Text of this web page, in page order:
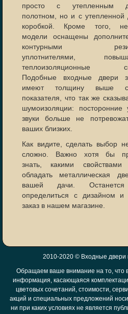
просто с утепленным
полотном, но и с утепленной
коробкой. Кроме того,
модели оснащены
контурными
уплотнителями,
теплоизоляционные
Подобные входные двери
имеют толщину выше
показателя, что так же
шумоизоляции: посторонние
звуки больше не
ваших близких.
Как видите, сделать выбор
сложно. Важно хотя бы
знать, какими свойствами
обладать металлическая
вашей дачи.
определиться с дизайном и
заказ в нашем магазине.
2010-2020 © Входные двери
Обращаем ваше внимание на то, что
информация, касающаяся
цветовых сочетаний, стоимости,
акций и специальных предложений
ни при каких условиях не является